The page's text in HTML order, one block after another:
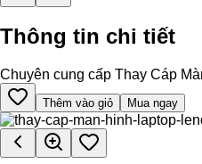
Thông tin chi tiết
Chuyên cung cấp Thay Cáp
Thêm vào giỏ Mua ngay